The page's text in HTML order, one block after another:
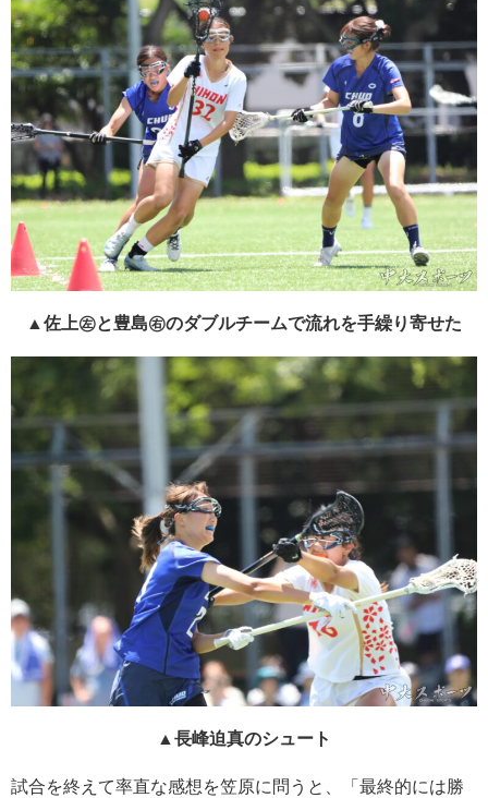
▲佐上㊧と豊島㊨のダブルチームで流れを手繰り寄せた
▲長峰迫真のシュート
試合を終えて率直な感想を笠原に問うと、「最終的には勝